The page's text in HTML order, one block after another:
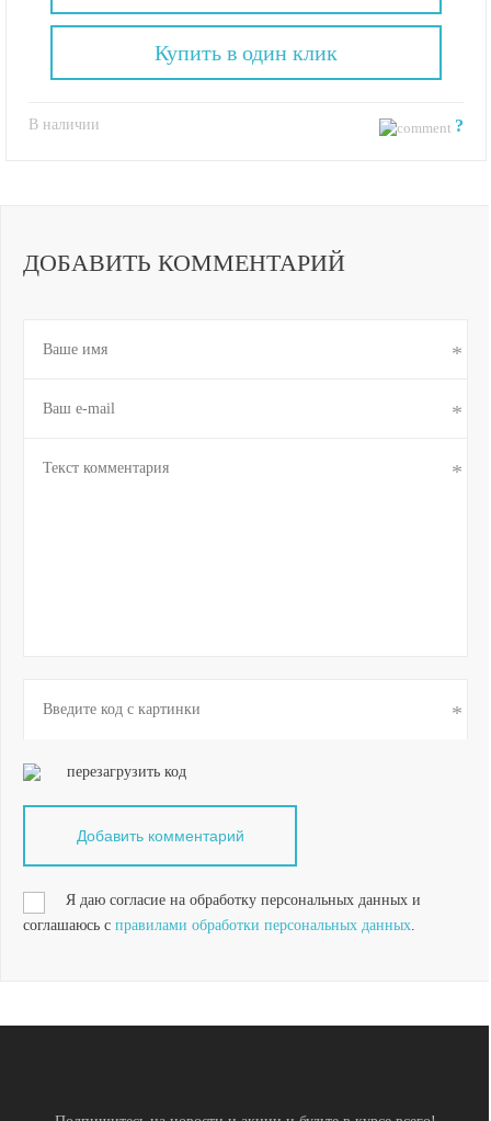
В наличии ?
Купить в один клик
ДОБАВИТЬ КОММЕНТАРИЙ
перезагрузить код
Я даю согласие на обработку персональных данных и
соглашаюсь с правилами обработки персональных данных